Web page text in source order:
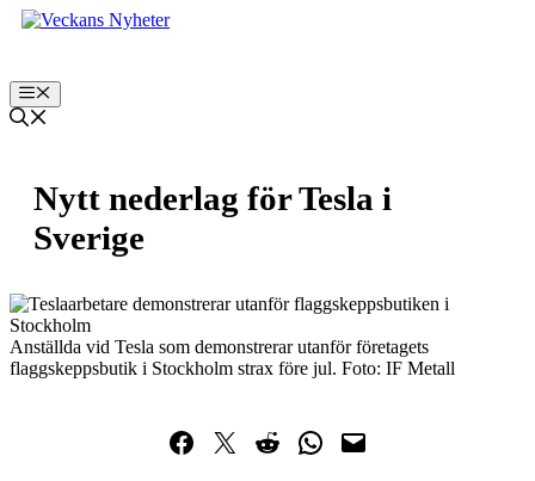
Hoppa
Meny
Nytt nederlag för Tesla i
Sverige
Anställda vid Tesla som demonstrerar utanför företagets
flaggskeppsbutik i Stockholm strax före jul. Foto: IF Metall
Dela på Facebook
Dela på TwitterDela på RedditDela i WhatsApp
Maila en länk